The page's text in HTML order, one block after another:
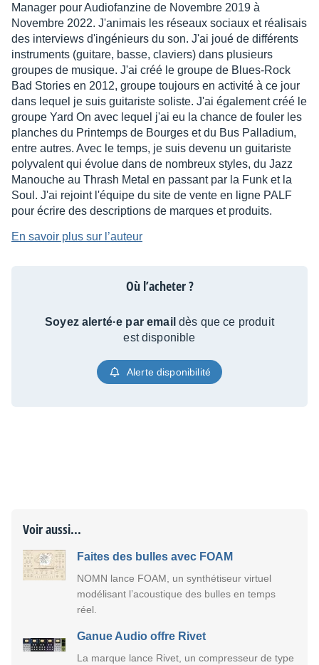
Manager pour Audiofanzine de Novembre 2019 à
Novembre 2022. J'animais les réseaux sociaux et réalisais
des interviews d'ingénieurs du son. J'ai joué de différents
instruments (guitare, basse, claviers) dans plusieurs
groupes de musique. J'ai créé le groupe de Blues-Rock
Bad Stories en 2012, groupe toujours en activité à ce jour
dans lequel je suis guitariste soliste. J'ai également créé le
groupe Yard On avec lequel j'ai eu la chance de fouler les
planches du Printemps de Bourges et du Bus Palladium,
entre autres. Avec le temps, je suis devenu un guitariste
polyvalent qui évolue dans de nombreux styles, du Jazz
Manouche au Thrash Metal en passant par la Funk et la
Soul. J'ai rejoint l'équipe du site de vente en ligne PALF
pour écrire des descriptions de marques et produits.
En savoir plus sur l’auteur
Où l’acheter ?
Soyez alerté·e par email dès que ce produit
est disponible
Alerte disponibilité
Voir aussi...
Faites des bulles avec FOAM
NOMN lance FOAM, un synthétiseur virtuel
modélisant l’acoustique des bulles en temps
réel.
Ganue Audio offre Rivet
La marque lance Rivet, un compresseur de type